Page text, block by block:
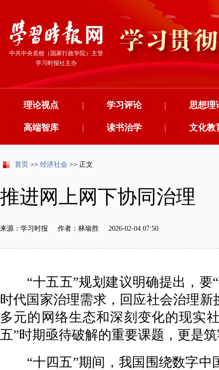
中共中央党校（国家行政学院）主管
学习时报社主办
理论视点 学习评论
| 思想理
|
高端智库 读书治学
| 文化教
|
首页 >> 经济社会 >> 正文
推进网上网下协同治理
来源：学习时报 作者：林瑜胜 2026-02-04 07:50
“十五五”规划建议明确提出，要“
时代国家治理需求，回应社会治理
多元的网络生态和深刻变化的现实
五”时期亟待破解的重要课题，更是
“十四五”期间，我国围绕数字中